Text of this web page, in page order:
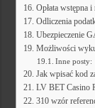
Opłata wstępna
Odliczenia
Ubezpieczenie
Możliwości
Inne posty:
Jak wpisać kod
LV BET Casino
310 wzór